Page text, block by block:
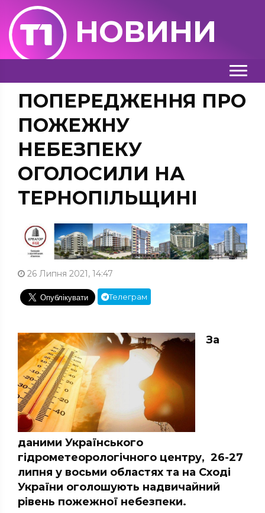
НОВИНИ
ПОПЕРЕДЖЕННЯ ПРО
ПОЖЕЖНУ
НЕБЕЗПЕКУ
ОГОЛОСИЛИ НА
ТЕРНОПІЛЬЩИНІ
26 Липня 2021, 14:47
Телеграм
За
даними Українського
гідрометеорологічного центру, 26-27
липня у восьми областях та на Сході
України оголошують надвичайний
рівень пожежної небезпеки.